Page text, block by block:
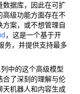
数据库，因此在可扩
高级功能方面存在不
案，或不想管理自
，这是一个基于开
务，并提供支持最多
中的这个高级模型
合了深刻的理解与伦
天机器人和内容生成